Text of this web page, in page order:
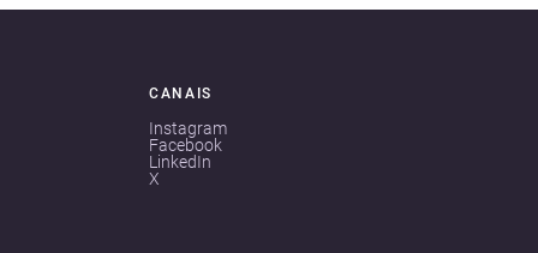
CANAIS
Instagram
Facebook
LinkedIn
X